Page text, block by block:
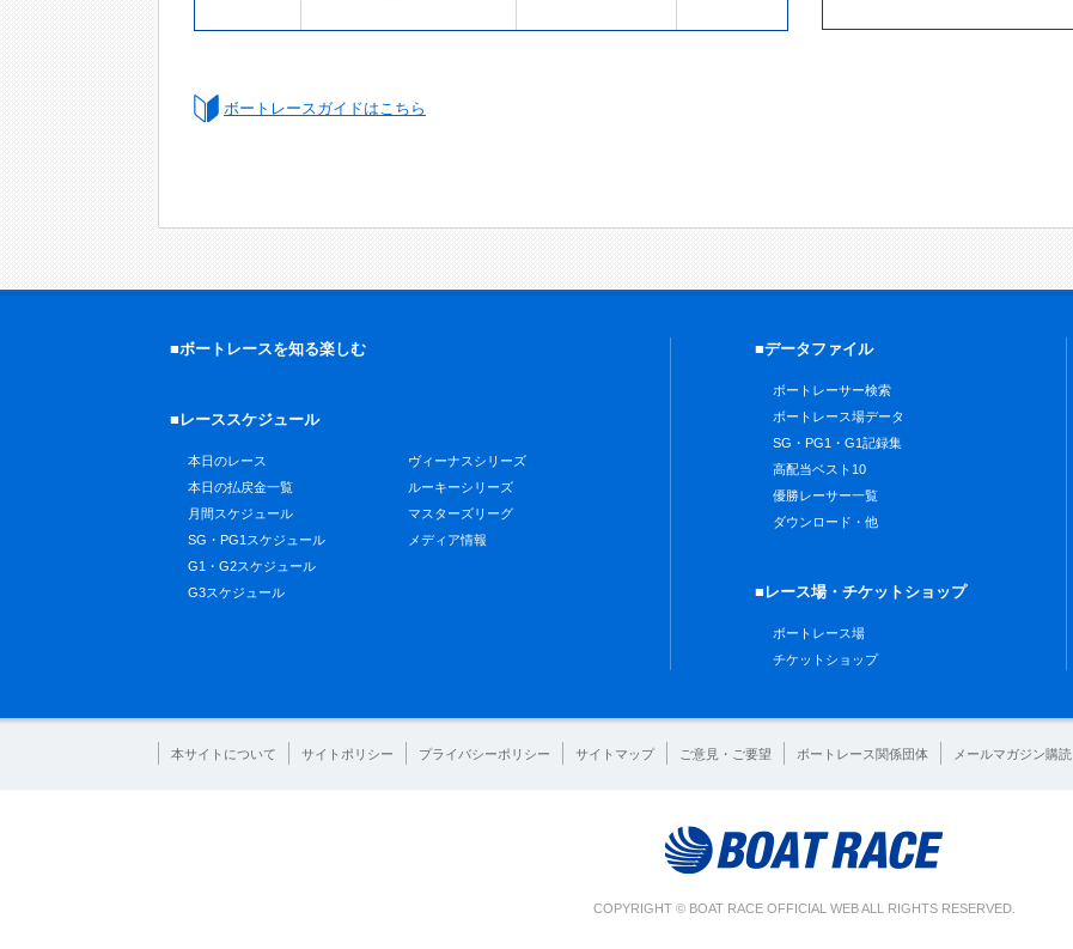
ボートレースガイドはこちら
■ボートレースを知る楽しむ
■レーススケジュール
本日のレース
本日の払戻金一覧
月間スケジュール
SG・PG1スケジュール
G1・G2スケジュール
G3スケジュール
ヴィーナスシリーズ
ルーキーシリーズ
マスターズリーグ
メディア情報
■データファイル
ボートレーサー検索
ボートレース場データ
SG・PG1・G1記録集
高配当ベスト10
優勝レーサー一覧
ダウンロード・他
■レース場・チケットショップ
ボートレース場
チケットショップ
本サイトについて サイトポリシー プライバシーポリシー サイトマップ ご意見・ご要望 ボートレース関係団体 メールマガジン購読
COPYRIGHT © BOAT RACE OFFICIAL WEB ALL RIGHTS RESERVED.